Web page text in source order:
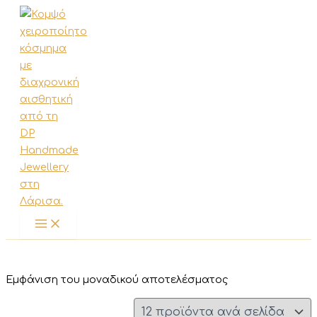
Μετάβαση
στο
περιεχόμενο
Εμφάνιση του μοναδικού αποτελέσματος